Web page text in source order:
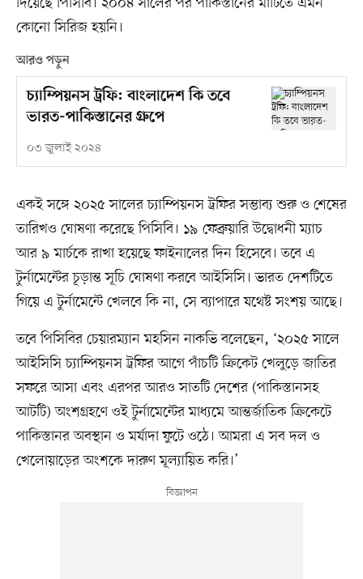
কোনো সিরিজ হয়নি।
আরও পড়ুন
চ্যাম্পিয়নস ট্রফি: বাংলাদেশ কি তবে
ভারত-পাকিস্তানের গ্রুপে
০৩ জুলাই ২০২৪
একই সঙ্গে ২০২৫ সালের চ্যাম্পিয়নস ট্রফির সম্ভাব্য শুরু ও শেষের
তারিখও ঘোষণা করেছে পিসিবি। ১৯ ফেব্রুয়ারি উদ্বোধনী ম্যাচ
আর ৯ মার্চকে রাখা হয়েছে ফাইনালের দিন হিসেবে। তবে এ
টুর্নামেন্টের চূড়ান্ত সূচি ঘোষণা করবে আইসিসি। ভারত দেশটিতে
গিয়ে এ টুর্নামেন্টে খেলবে কি না, সে ব্যাপারে যথেষ্ট সংশয় আছে।
তবে পিসিবির চেয়ারম্যান মহসিন নাকভি বলেছেন, ‘২০২৫ সালে
আইসিসি চ্যাম্পিয়নস ট্রফির আগে পাঁচটি ক্রিকেট খেলুড়ে জাতির
সফরে আসা এবং এরপর আরও সাতটি দেশের (পাকিস্তানসহ
আটটি) অংশগ্রহণে ওই টুর্নামেন্টের মাধ্যমে আন্তর্জাতিক ক্রিকেটে
পাকিস্তানর অবস্থান ও মর্যাদা ফুটে ওঠে। আমরা এ সব দল ও
খেলোয়াড়ের অংশকে দারুণ মূল্যায়িত করি।’